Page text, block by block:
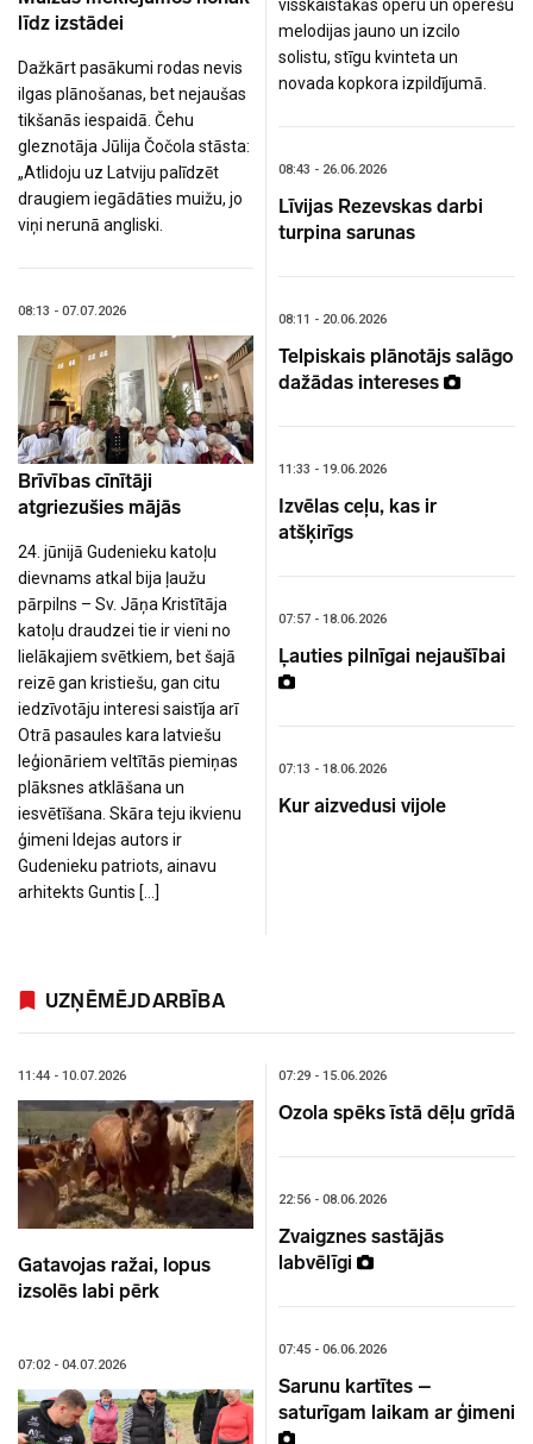
līdz izstādei
Dažkārt pasākumi rodas nevis
ilgas plānošanas, bet nejaušas
tikšanās iespaidā. Čehu
gleznotāja Jūlija Čočola stāsta:
„Atlidoju uz Latviju palīdzēt
draugiem iegādāties muižu, jo
viņi nerunā angliski.
08:13 - 07.07.2026
Brīvības cīnītāji
atgriezušies mājās
24. jūnijā Gudenieku katoļu
dievnams atkal bija ļaužu
pārpilns – Sv. Jāņa Kristītāja
katoļu draudzei tie ir vieni no
lielākajiem svētkiem, bet šajā
reizē gan kristiešu, gan citu
iedzīvotāju interesi saistīja arī
Otrā pasaules kara latviešu
leģionāriem veltītās piemiņas
plāksnes atklāšana un
iesvētīšana. Skāra teju ikvienu
ģimeni Idejas autors ir
Gudenieku patriots, ainavu
arhitekts Guntis […]
visskaistākās operu un operešu
melodijas jauno un izcilo
solistu, stīgu kvinteta un
novada kopkora izpildījumā.
08:43 - 26.06.2026
Līvijas Rezevskas darbi
turpina sarunas
08:11 - 20.06.2026
Telpiskais plānotājs salāgo
dažādas intereses
11:33 - 19.06.2026
Izvēlas ceļu, kas ir
atšķirīgs
07:57 - 18.06.2026
Ļauties pilnīgai nejaušībai
07:13 - 18.06.2026
Kur aizvedusi vijole
UZŅĒMĒJDARBĪBA
Gatavojas ražai, lopus
izsolēs labi pērk
11:44 - 10.07.2026
07:02 - 04.07.2026
07:29 - 15.06.2026
Ozola spēks īstā dēļu grīdā
22:56 - 08.06.2026
Zvaigznes sastājās
labvēlīgi
07:45 - 06.06.2026
Sarunu kartītes –
saturīgam laikam ar ģimeni